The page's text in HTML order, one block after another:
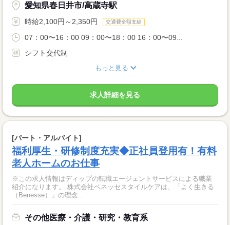
愛知県春日井市/高蔵寺駅
時給2,100円～2,350円 交通費全額支給
07：00〜16：00 09：00〜18：00 16：00〜09...
シフト交代制
もっと見る
求人詳細を見る
[パート・アルバイト]
福利厚生・研修制度充実◆正社員登用有！有料
老人ホームのお仕事
※この求人情報はディップの転職エージェントサービスによる職業
紹介になります。 株式会社ベネッセスタイルケアは、「よく生きる
（Benesse）」の理念...
その他医療・介護・研究・教育系